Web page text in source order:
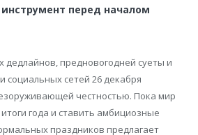
перед началом
дедлайнов, предновогодней суеты и
социальных сетей 26 декабря
честностью. Пока мир
года и ставить амбициозные
праздников предлагает